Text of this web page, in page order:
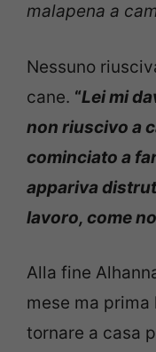
malapena a
Nessuno
cane. “Lei mi
non riuscivo a
cominciato a
appariva
lavoro, come
Alla fine
mese ma
tornare a casa